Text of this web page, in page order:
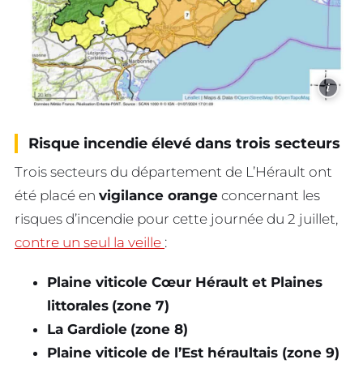
i
Risque incendie élevé dans trois secteurs
Trois secteurs du département de L’Hérault ont
été placé en vigilance orange concernant les
risques d’incendie pour cette journée du 2 juillet,
contre un seul la veille :
Plaine viticole Cœur Hérault et Plaines
littorales (zone 7)
La Gardiole (zone 8)
Plaine viticole de l’Est héraultais (zone 9)